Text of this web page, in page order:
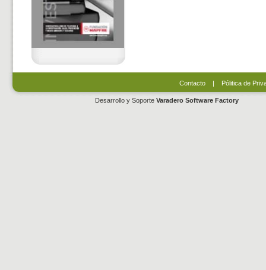
Contacto| Pólitica de
Desarrollo y Soporte Varadero Software Factory